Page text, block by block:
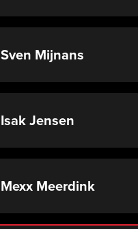
Sven Mijnans
Isak Jensen
Mexx Meerdink